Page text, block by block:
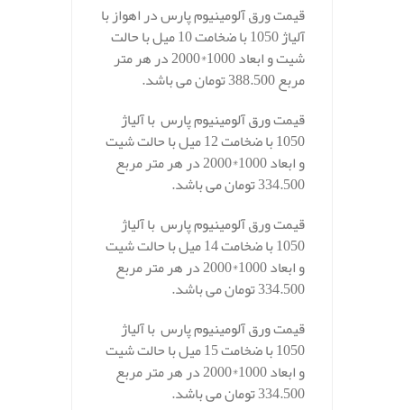
قیمت ورق آلومینیوم پارس در اهواز با
آلیاژ 1050 با ضخامت 10 میل با حالت
شیت و ابعاد 1000*2000 در هر متر
مربع 388.500 تومان می باشد.
قیمت ورق آلومینیوم پارس با آلیاژ
1050 با ضخامت 12 میل با حالت شیت
و ابعاد 1000*2000 در هر متر مربع
334.500 تومان می باشد.
قیمت ورق آلومینیوم پارس با آلیاژ
1050 با ضخامت 14 میل با حالت شیت
و ابعاد 1000*2000 در هر متر مربع
334.500 تومان می باشد.
قیمت ورق آلومینیوم پارس با آلیاژ
1050 با ضخامت 15 میل با حالت شیت
و ابعاد 1000*2000 در هر متر مربع
334.500 تومان می باشد.